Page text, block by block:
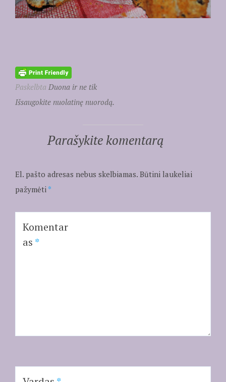
Paskelbta Duona ir ne tik
Išsaugokite nuolatinę nuorodą.
Parašykite komentarą
El. pašto adresas nebus skelbiamas. Būtini laukeliai
pažymėti *
Komentar
as *